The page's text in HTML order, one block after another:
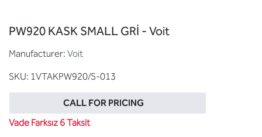
PW920 KASK SMALL GRİ - Voit
Manufacturer: Voit
SKU: 1VTAKPW920/S-013
CALL FOR PRICING
Vade Farksız 6 Taksit